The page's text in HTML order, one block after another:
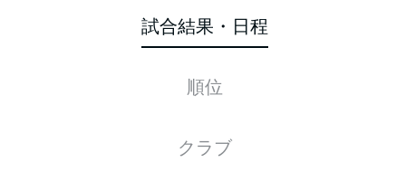
試合結果・日程
順位
クラブ
0 1
スターティングメンバー